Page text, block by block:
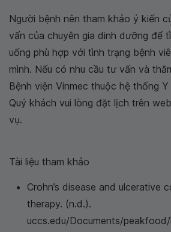
Người bệnh nên tham khảo ý kiến
vấn của chuyên gia dinh dưỡng để
uống phù hợp với tình trạng bệnh
mình. Nếu có nhu cầu tư vấn và
Bệnh viện Vinmec thuộc hệ thống
Quý khách vui lòng đặt lịch trên
vụ.
Tài liệu tham khảo
Crohn’s disease and ulcerative
therapy. (n.d.).
uccs.edu/Documents/